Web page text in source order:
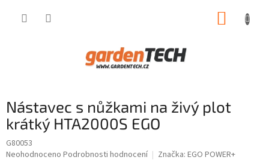
Nástavec s nůžkami na živý plot
krátký HTA2000S EGO
G80053
Průměrné
Neohodnoceno Podrobnosti hodnocení Značka: EGO POWER+